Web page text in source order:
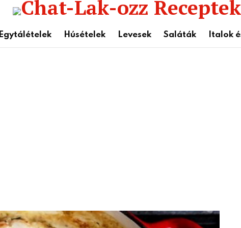
Egytálételek Húsételek Levesek Saláták Italok